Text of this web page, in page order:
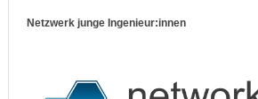
Netzwerk junge Ingenieur:innen